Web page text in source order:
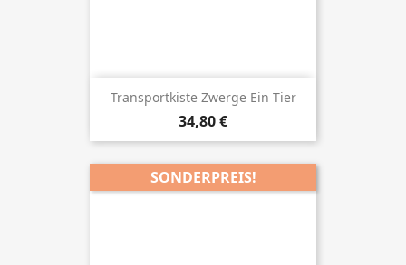
Transportkiste Zwerge Ein Tier
Preis
34,80 €
SONDERPREIS!